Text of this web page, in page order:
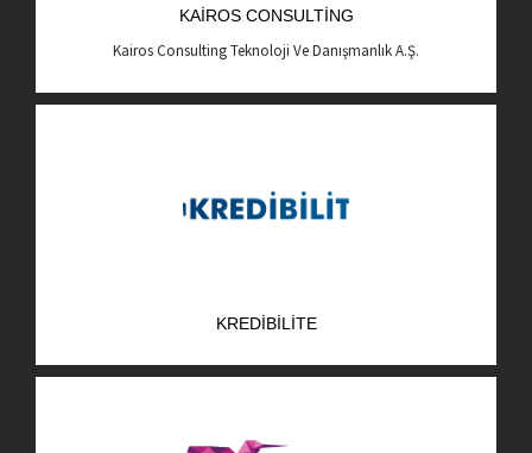
AR-GE Portal
Kariyer Portal
KAIROS CONSULTING
Kairos Consulting Teknoloji Ve Danışmanlık A.Ş.
KREDIBILITE